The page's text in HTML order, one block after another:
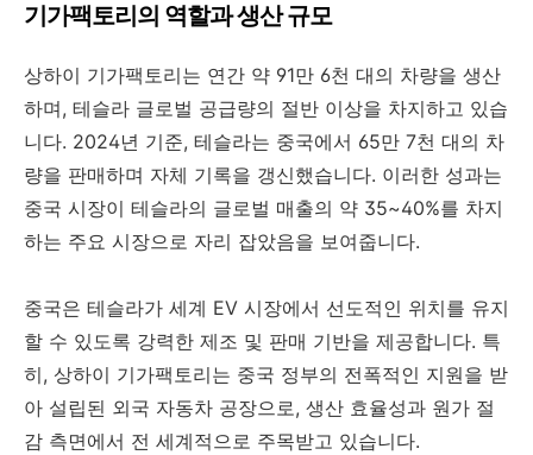
기가팩토리의 역할과 생산 규모
상하이 기가팩토리는 연간 약 91만 6천 대의 차량을 생산
하며, 테슬라 글로벌 공급량의 절반 이상을 차지하고 있습
니다. 2024년 기준, 테슬라는 중국에서 65만 7천 대의 차
량을 판매하며 자체 기록을 갱신했습니다. 이러한 성과는
중국 시장이 테슬라의 글로벌 매출의 약 35~40%를 차지
하는 주요 시장으로 자리 잡았음을 보여줍니다.
중국은 테슬라가 세계 EV 시장에서 선도적인 위치를 유지
할 수 있도록 강력한 제조 및 판매 기반을 제공합니다. 특
히, 상하이 기가팩토리는 중국 정부의 전폭적인 지원을 받
아 설립된 외국 자동차 공장으로, 생산 효율성과 원가 절
감 측면에서 전 세계적으로 주목받고 있습니다.